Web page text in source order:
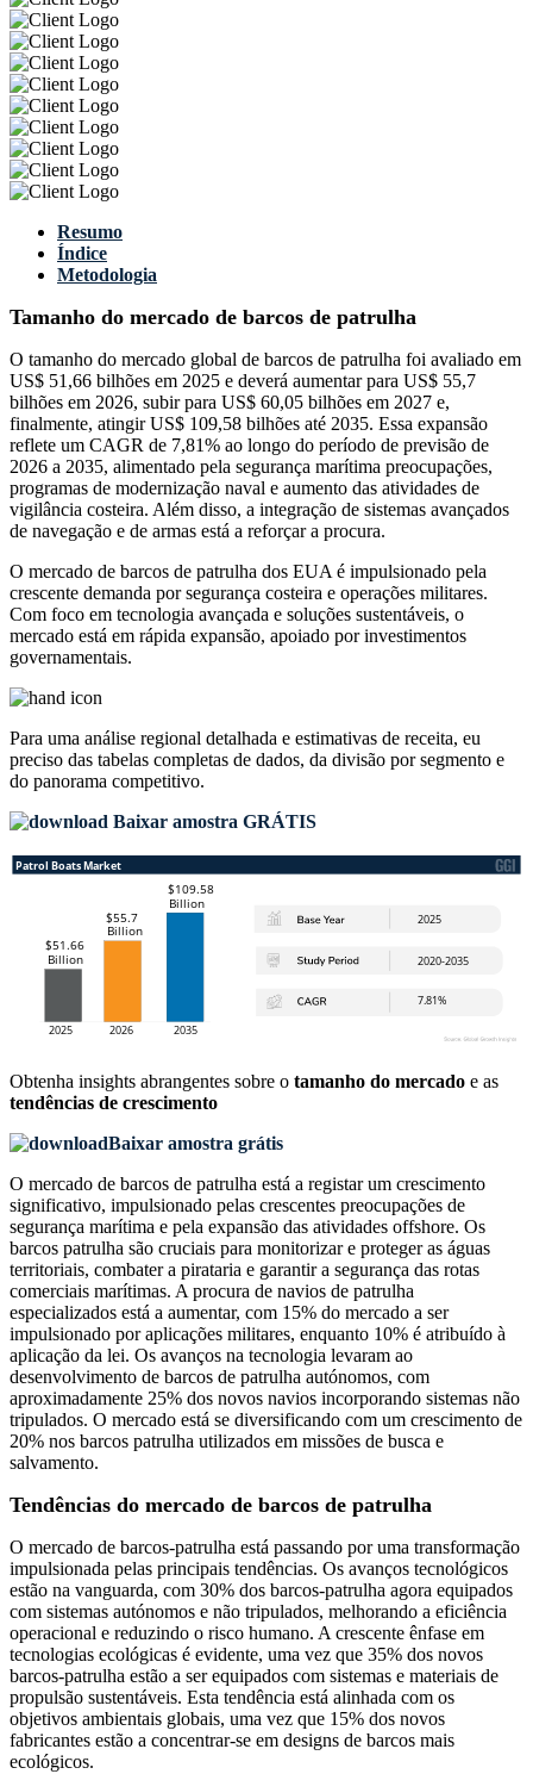
Resumo
Índice
Metodologia
Tamanho do mercado de barcos de patrulha
O tamanho do mercado global de barcos de patrulha foi avaliado em
US$ 51,66 bilhões em 2025 e deverá aumentar para US$ 55,7
bilhões em 2026, subir para US$ 60,05 bilhões em 2027 e,
finalmente, atingir US$ 109,58 bilhões até 2035. Essa expansão
reflete um CAGR de 7,81% ao longo do período de previsão de
2026 a 2035, alimentado pela segurança marítima preocupações,
programas de modernização naval e aumento das atividades de
vigilância costeira. Além disso, a integração de sistemas avançados
de navegação e de armas está a reforçar a procura.
O mercado de barcos de patrulha dos EUA é impulsionado pela
crescente demanda por segurança costeira e operações militares.
Com foco em tecnologia avançada e soluções sustentáveis, o
mercado está em rápida expansão, apoiado por investimentos
governamentais.
Para uma análise regional detalhada e estimativas de receita, eu
preciso das tabelas completas de dados, da divisão por segmento e
do panorama competitivo.
Baixar amostra GRÁTIS
Obtenha insights abrangentes sobre o tamanho do mercado e as
tendências de crescimento
Baixar amostra grátis
O mercado de barcos de patrulha está a registar um crescimento
significativo, impulsionado pelas crescentes preocupações de
segurança marítima e pela expansão das atividades offshore. Os
barcos patrulha são cruciais para monitorizar e proteger as águas
territoriais, combater a pirataria e garantir a segurança das rotas
comerciais marítimas. A procura de navios de patrulha
especializados está a aumentar, com 15% do mercado a ser
impulsionado por aplicações militares, enquanto 10% é atribuído à
aplicação da lei. Os avanços na tecnologia levaram ao
desenvolvimento de barcos de patrulha autónomos, com
aproximadamente 25% dos novos navios incorporando sistemas não
tripulados. O mercado está se diversificando com um crescimento de
20% nos barcos patrulha utilizados em missões de busca e
salvamento.
Tendências do mercado de barcos de patrulha
O mercado de barcos-patrulha está passando por uma transformação
impulsionada pelas principais tendências. Os avanços tecnológicos
estão na vanguarda, com 30% dos barcos-patrulha agora equipados
com sistemas autónomos e não tripulados, melhorando a eficiência
operacional e reduzindo o risco humano. A crescente ênfase em
tecnologias ecológicas é evidente, uma vez que 35% dos novos
barcos-patrulha estão a ser equipados com sistemas e materiais de
propulsão sustentáveis. Esta tendência está alinhada com os
objetivos ambientais globais, uma vez que 15% dos novos
fabricantes estão a concentrar-se em designs de barcos mais
ecológicos.